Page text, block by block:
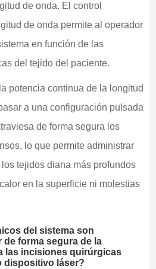
de onda. El control
de onda permite al operador
en función de las
del tejido del paciente.
potencia continua de la longitud
a una configuración pulsada
de forma segura los
lo que permite administrar
tejidos diana más profundos
en la superficie ni molestias
del sistema son
de forma segura de la
las incisiones quirúrgicas
dispositivo láser?